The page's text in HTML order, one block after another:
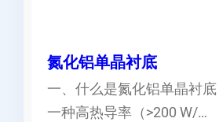
氮化铝单晶衬底
一、什么是氮化铝单晶衬
一种高热导率（>200 W/…